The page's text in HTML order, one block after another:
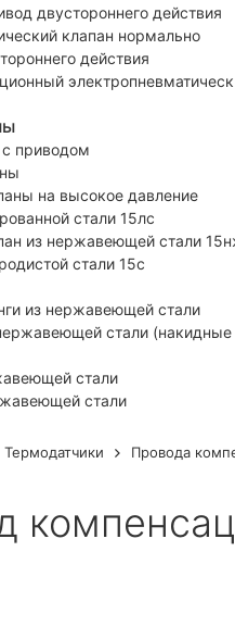
двустороннего действия
клапан нормально
действия
приводом
на высокое давление
стали 15лс
из нержавеющей стали
стали 15с
из нержавеющей стали
стали (накидные
стали
стали
Термодатчики Провода